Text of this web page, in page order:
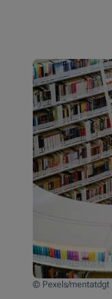
© Pexels/mentatdgt